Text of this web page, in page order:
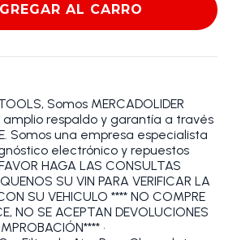
AL CARRO
Somos MERCADOLIDER
amplio respaldo y garantía a través
Somos una empresa especialista
electrónico y repuestos
HAGA LAS CONSULTAS
SU VIN PARA VERIFICAR LA
SU VEHICULO **** NO COMPRE
NO SE ACEPTAN DEVOLUCIONES
•